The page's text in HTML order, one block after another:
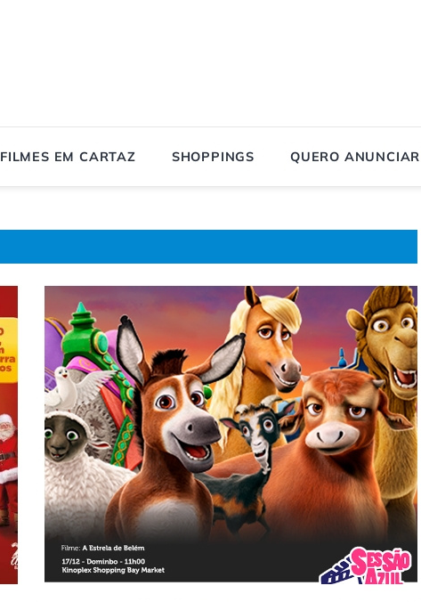
FILMES EM CARTAZ SHOPPINGS QUERO ANUNCIAR
Page